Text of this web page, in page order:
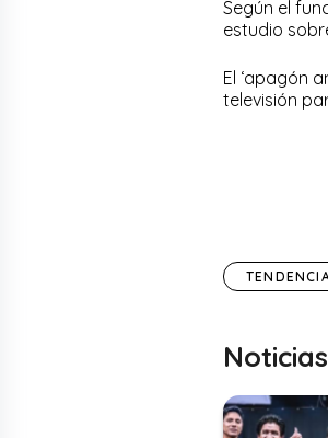
Según el
estudio
El ‘apagón
televisión